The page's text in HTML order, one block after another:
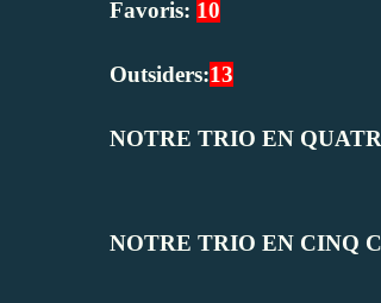
Favoris: 10
Outsiders:13
NOTRE TRIO EN
NOTRE TRIO EN CINQ